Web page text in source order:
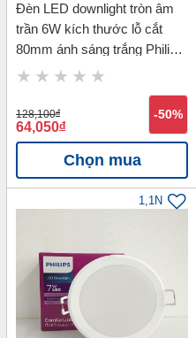
Đèn LED downlight tròn âm
trần 6W kích thước lỗ cắt
80mm ánh sáng trắng Philips
59444 MESON 6W D80-
128,100đ
64,050đ
-50%
Chọn mua
1,1N